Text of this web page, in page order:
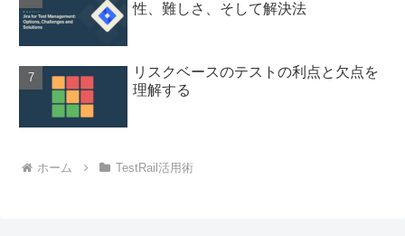
性、難しさ、そして解決法
リスクベースのテストの利点と欠点を
理解する
ホーム TestRail活用術